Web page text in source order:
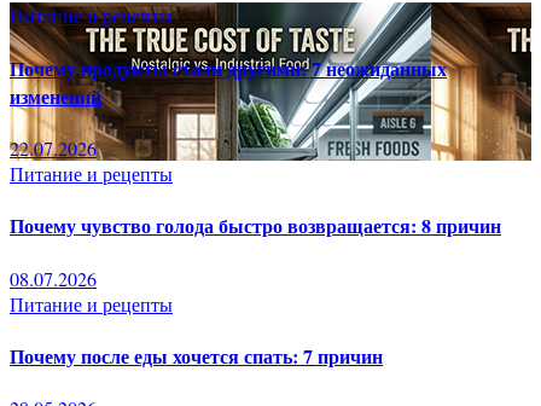
Питание и рецепты
Почему продукты стали другими: 7 неожиданных
изменений
22.07.2026
Питание и рецепты
Почему чувство голода быстро возвращается: 8 причин
08.07.2026
Питание и рецепты
Почему после еды хочется спать: 7 причин